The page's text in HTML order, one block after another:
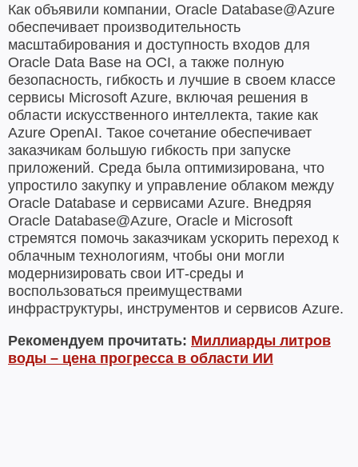
Как объявили компании, Oracle Database@Azure
обеспечивает производительность
масштабирования и доступность входов для
Oracle Data Base на OCI, а также полную
безопасность, гибкость и лучшие в своем классе
сервисы Microsoft Azure, включая решения в
области искусственного интеллекта, такие как
Azure OpenAI. Такое сочетание обеспечивает
заказчикам большую гибкость при запуске
приложений. Среда была оптимизирована, что
упростило закупку и управление облаком между
Oracle Database и сервисами Azure. Внедряя
Oracle Database@Azure, Oracle и Microsoft
стремятся помочь заказчикам ускорить переход к
облачным технологиям, чтобы они могли
модернизировать свои ИТ-среды и
воспользоваться преимуществами
инфраструктуры, инструментов и сервисов Azure.
Рекомендуем прочитать: Миллиарды литров
воды – цена прогресса в области ИИ